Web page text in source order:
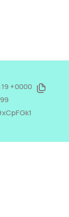
+0000